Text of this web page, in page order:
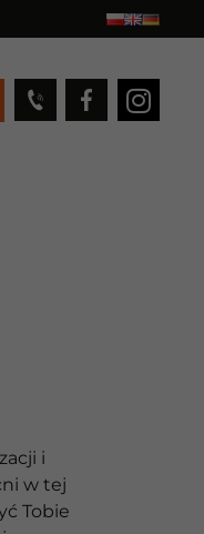
i
w tej
Tobie